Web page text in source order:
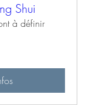
Shui
à définir